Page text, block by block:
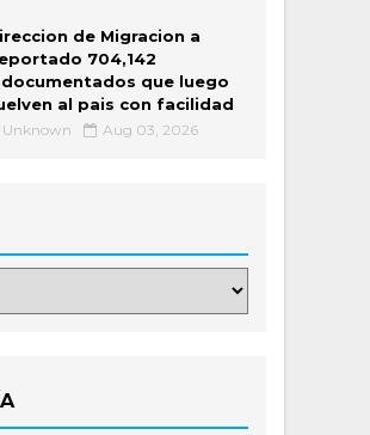
de Migracion a
704,142
que luego
al pais con facilidad
Unknown Aug 03, 2026